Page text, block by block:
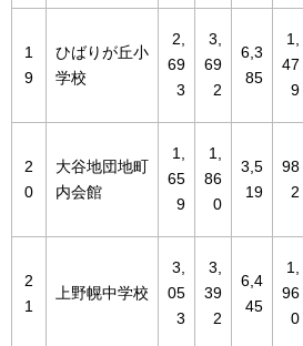
1
9
ひばりが丘小
学校
2,
69
3
3,
69
2
6,3
85
1,
47
9
2
0
大谷地団地町
内会館
1,
65
9
1,
86
0
3,5
19
98
2
2
1
上野幌中学校
3,
05
3
3,
39
2
6,4
45
1,
96
0